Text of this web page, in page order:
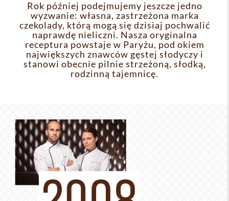
Rok później podejmujemy jeszcze jedno
wyzwanie: własna, zastrzeżona marka
czekolady, którą mogą się dzisiaj pochwalić
naprawdę nieliczni. Nasza oryginalna
receptura powstaje w Paryżu, pod okiem
największych znawców gęstej słodyczy i
stanowi obecnie pilnie strzeżoną, słodką,
rodzinną tajemnicę.